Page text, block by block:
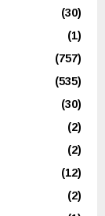
(30)
(1)
(757)
(535)
(30)
(2)
(2)
(12)
(2)